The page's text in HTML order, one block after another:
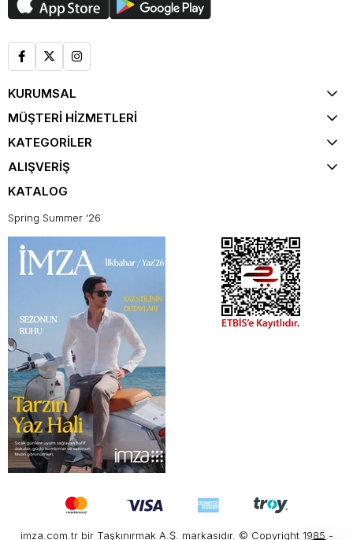
KURUMSAL
MÜŞTERİ HİZMETLERİ
KATEGORİLER
ALIŞVERİŞ
KATALOG
Spring Summer '26
imza.com.tr bir Taşkınırmak A.Ş. markasıdır. © Copyright 1985 -